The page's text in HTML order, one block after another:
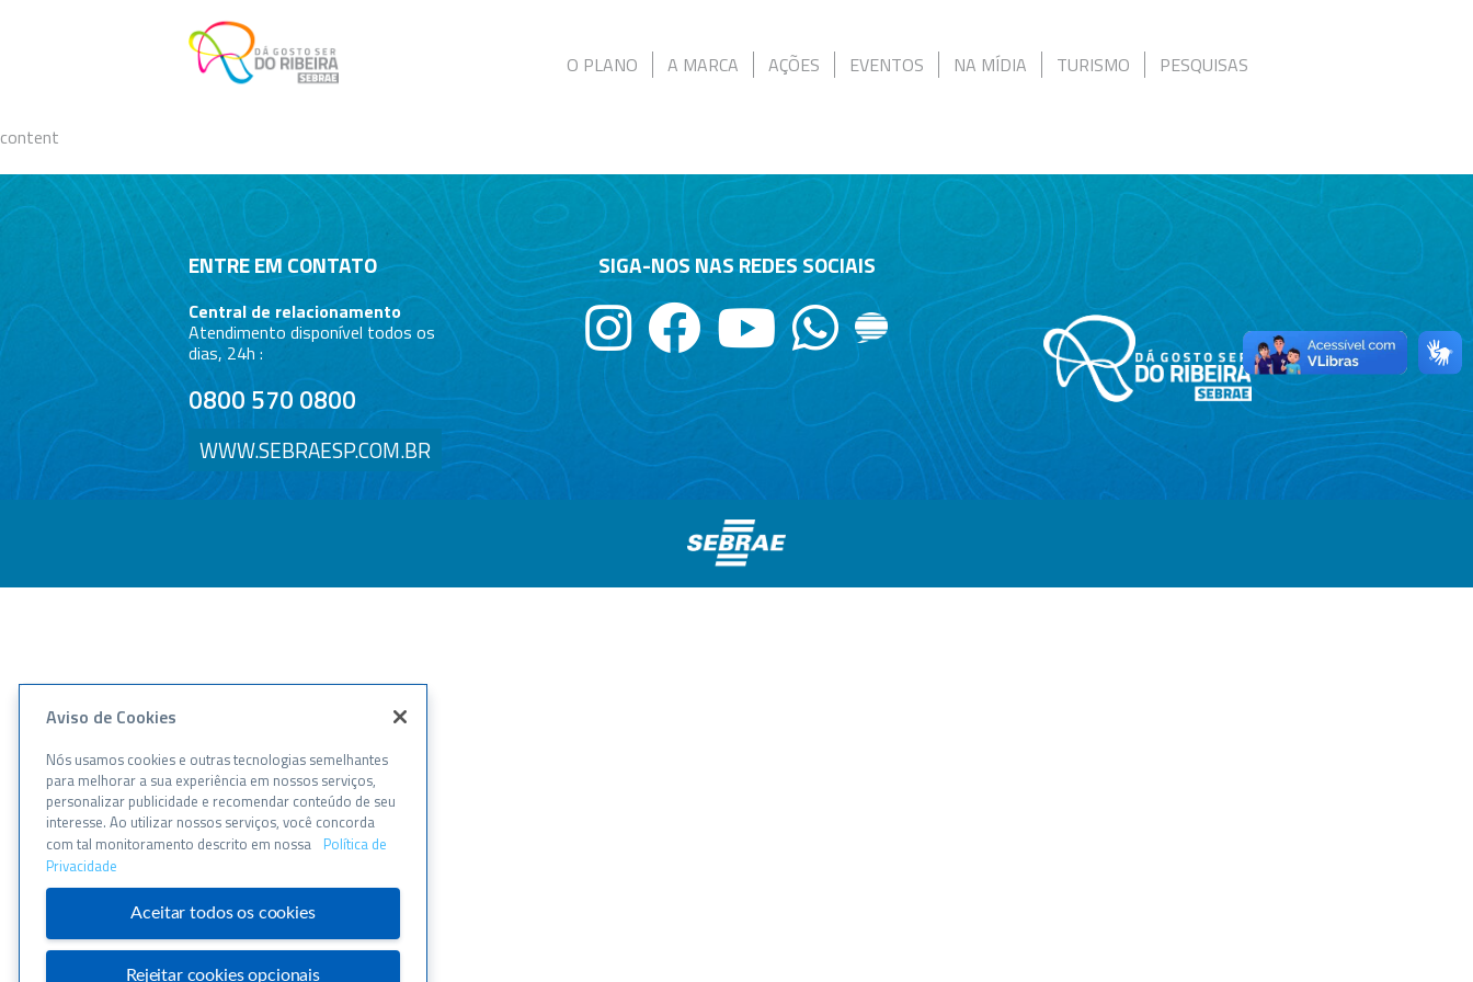
O PLANO A MARCA AÇÕES EVENTOS NA MÍDIA TURISMO PESQUISAS
content
ENTRE EM CONTATO
Central de relacionamento
Atendimento disponível todos os
dias, 24h :
0800 570 0800
WWW.SEBRAESP.COM.BR
SIGA-NOS NAS REDES SOCIAIS
Aviso de Cookies
Nós usamos cookies e outras tecnologias semelhantes
para melhorar a sua experiência em nossos serviços,
personalizar publicidade e recomendar conteúdo de seu
interesse. Ao utilizar nossos serviços, você concorda
com tal monitoramento descrito em nossa Política de
Privacidade
Aceitar todos os cookies
Rejeitar cookies opcionais